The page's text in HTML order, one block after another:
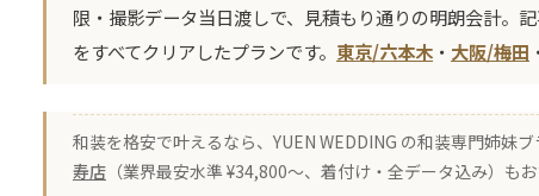
限・撮影データ当日渡しで、見積もり通りの明朗会計。
をすべてクリアしたプランです。 東京/六本木 ・ 大阪/梅田 ・
和装を格安で叶えるなら、YUEN WEDDING の和装専門姉妹ブ
寿店 （業界最安水準 ¥34,800〜、着付け・全データ込み）もお